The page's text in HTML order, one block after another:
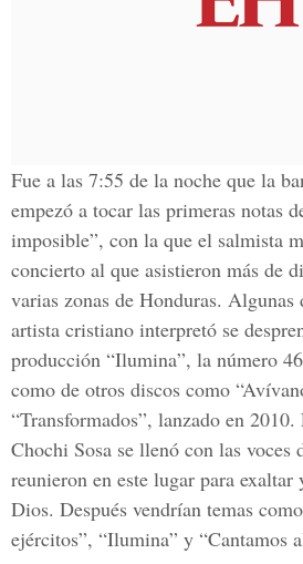
Fue a las 7:55 de la noche que la
empezó a tocar las primeras notas
imposible”, con la que el salmista
concierto al que asistieron más de
varias zonas de Honduras. Algunas
artista cristiano interpretó se
producción “Ilumina”, la número
como de otros discos como
“Transformados”, lanzado en
Chochi Sosa se llenó con las voces
reunieron en este lugar para
Dios. Después vendrían temas
ejércitos”, “Ilumina” y “Cantamos